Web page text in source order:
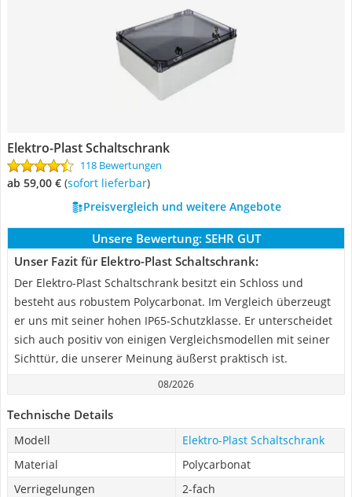
Elektro-Plast Schaltschrank
118 Bewertungen
ab 59,00 € ( Sofort lieferbar)
Preisvergleich und weitere Angebote
Unsere Bewertung: SEHR GUT
Unser Fazit für Elektro-Plast Schaltschrank:
Der Elektro-Plast Schaltschrank besitzt ein Schloss und
besteht aus robustem Polycarbonat. Im Vergleich überzeugt
er uns mit seiner hohen IP65-Schutzklasse. Er unterscheidet
sich auch positiv von einigen Vergleichsmodellen mit seiner
Sichttür, die unserer Meinung äußerst praktisch ist.
08/2026
Technische Details
Modell
Elektro-Plast Schaltschrank
Material
Polycarbonat
Verriegelungen
2-fach